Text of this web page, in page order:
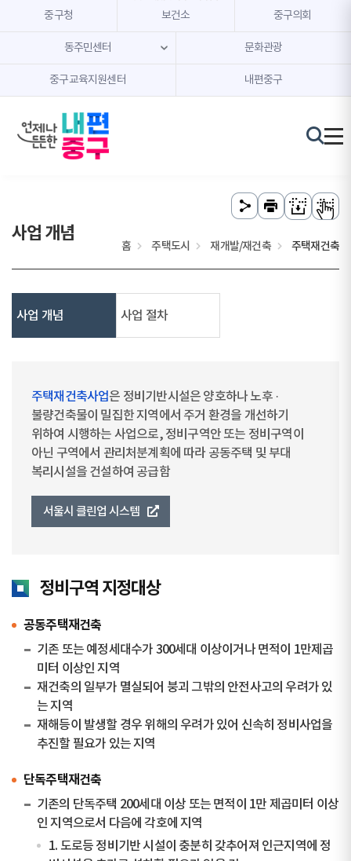
본문 내용 바로가기
주메뉴 바로가기
중구청 보건소 중구의회
동주민센터 문화관광
중구교육지원센터 내편중구
사업 개념
홈 주택도시 재개발/재건축 주택재건축
사업 개념 사업 절차
주택재건축사업은 정비기반시설은 양호하나 노후 ·
불량건축물이 밀집한 지역에서 주거 환경을 개선하기
위하여 시행하는 사업으로, 정비구역안 또는 정비구역이
아닌 구역에서 관리처분계획에 따라 공동주택 및 부대
복리시설을 건설하여 공급함
서울시 클린업 시스템
정비구역 지정대상
공동주택재건축
기존 또는 예정세대수가 300세대 이상이거나 면적이 1만제곱
미터 이상인 지역
재건축의 일부가 멸실되어 붕괴 그밖의 안전사고의 우려가 있
는 지역
재해등이 발생할 경우 위해의 우려가 있어 신속히 정비사업을
추진할 필요가 있는 지역
단독주택재건축
기존의 단독주택 200세대 이상 또는 면적이 1만 제곱미터 이상
인 지역으로서 다음에 각호에 지역
1. 도로등 정비기반 시설이 충분히 갖추어져 인근지역에 정